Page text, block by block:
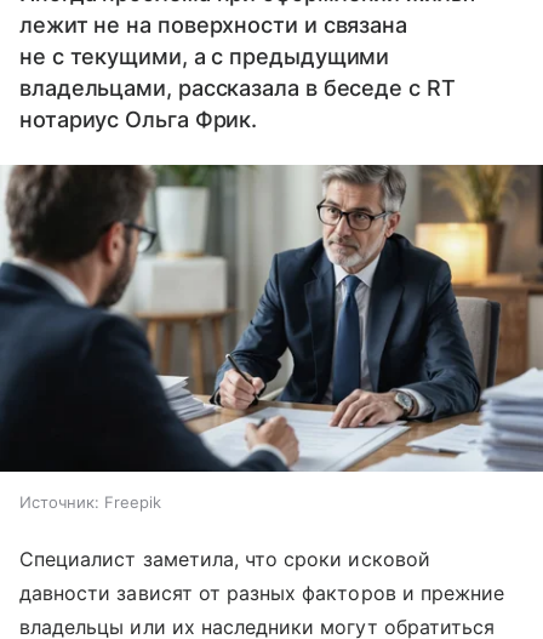
лежит не на поверхности и связана
не с текущими, а с предыдущими
владельцами, рассказала в беседе с RT
нотариус Ольга Фрик.
Источник: Freepik
Специалист заметила, что сроки исковой
давности зависят от разных факторов и прежние
владельцы или их наследники могут обратиться